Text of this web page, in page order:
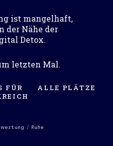
ist mangelhaft,
der Nähe der
Detox.
letzten Mal.
FÜR
ALLE PLÄTZE
Schlagwörter
Ruhe